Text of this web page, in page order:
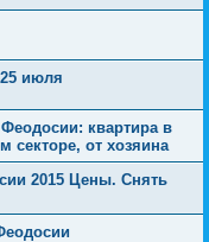
июля
квартира в
секторе, от хозяина
2015 Цены. Снять